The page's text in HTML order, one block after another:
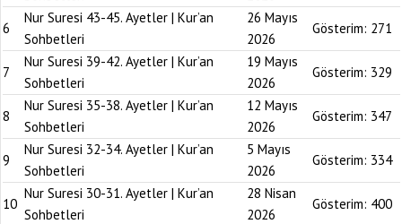
6
Nur Suresi 43-45. Ayetler | Kur’an
Sohbetleri
26 Mayıs
2026
Gösterim: 271
7
Nur Suresi 39-42. Ayetler | Kur’an
Sohbetleri
19 Mayıs
2026
Gösterim: 329
8
Nur Suresi 35-38. Ayetler | Kur’an
Sohbetleri
12 Mayıs
2026
Gösterim: 347
9
Nur Suresi 32-34. Ayetler | Kur’an
Sohbetleri
5 Mayıs
2026
Gösterim: 334
10
Nur Suresi 30-31. Ayetler | Kur’an
Sohbetleri
28 Nisan
2026
Gösterim: 400